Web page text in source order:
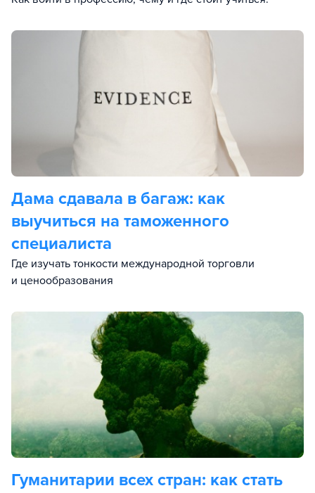
Дама сдавала в багаж: как
выучиться на таможенного
специалиста
Где изучать тонкости международной торговли
и ценообразования
Гуманитарии всех стран: как стать